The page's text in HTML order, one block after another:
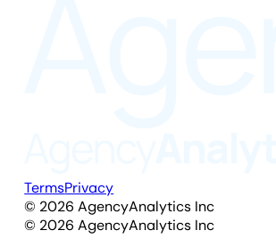
TermsPrivacy
© 2026 AgencyAnalytics Inc
© 2026 AgencyAnalytics Inc